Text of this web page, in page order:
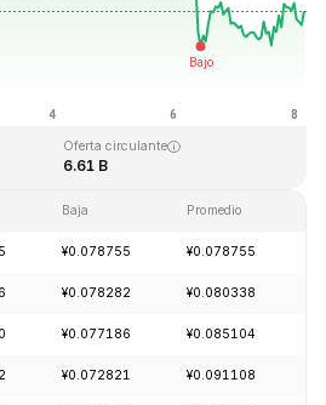
Oferta circulante
6.61 B
Baja Promedio
¥0.078755 ¥0.078755
¥0.078282 ¥0.080338
¥0.077186 ¥0.085104
¥0.072821 ¥0.091108